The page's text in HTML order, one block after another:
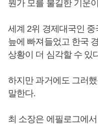
뭔가 모를 불길한 기운
세계 2위 경제대국인
늪에 빠져들었고 한국
상황이 더 심각할 수 있
하지만 과거에도 그러
말한다.
최 소장은 에필로그에